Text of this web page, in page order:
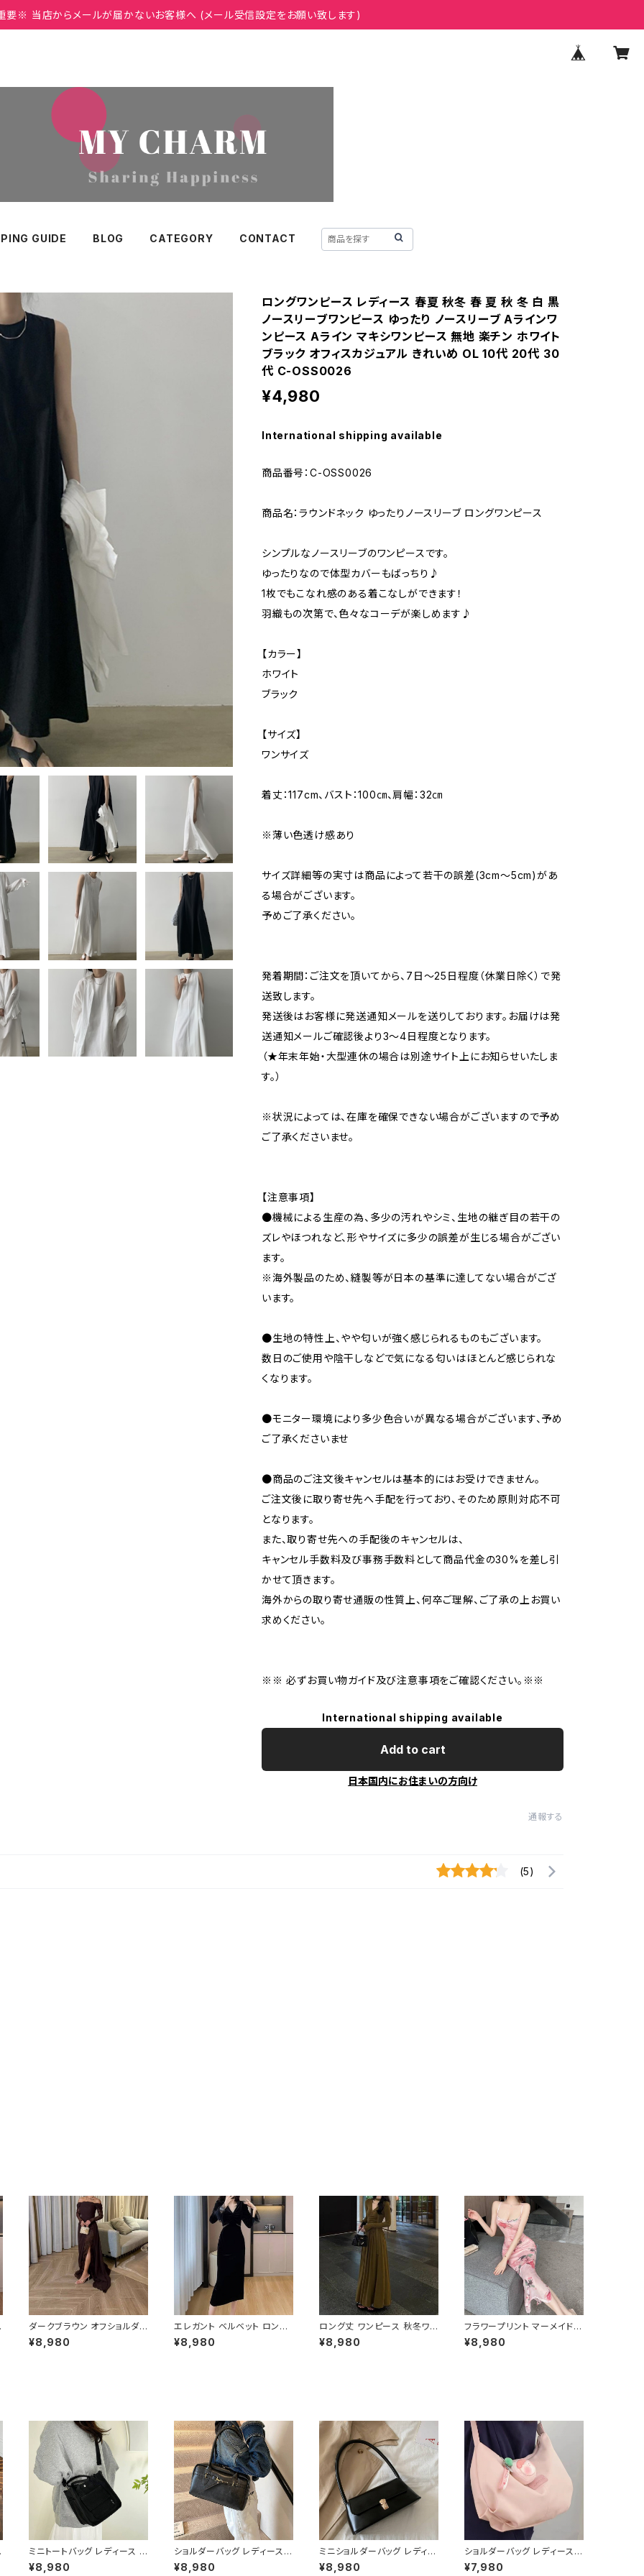
※ 当店からメールが届かないお客様へ (メール受信設定をお願い致します)
GUIDE BLOG CATEGORY CONTACT
ロングワンピース レディース 春夏 秋冬 春 夏 秋 冬 白 黒
ノースリーブワンピース ゆったり ノースリーブ Aラインワ
ンピース Aライン マキシワンピース 無地 楽チン ホワイト
ブラック オフィスカジュアル きれいめ OL 10代 20代 30
代 C-OSS0026
¥4,980
International shipping available
商品番号：C-OSS0026
商品名：ラウンドネック ゆったりノースリーブ ロングワンピース
シンプルなノースリーブのワンピースです。
ゆったりなので体型カバーもばっちり♪
1枚でもこなれ感のある着こなしができます！
羽織もの次第で、色々なコーデが楽しめます♪
【カラー】
ホワイト
ブラック
【サイズ】
ワンサイズ
着丈：117cm、バスト：100㎝、肩幅：32㎝
※薄い色透け感あり
サイズ詳細等の実寸は商品によって若干の誤差(3cm〜5cm)があ
る場合がございます。
予めご了承ください。
発着期間：ご注文を頂いてから、7日〜25日程度（休業日除く）で発
送致します。
発送後はお客様に発送通知メールを送りしております。お届けは発
送通知メールご確認後より3〜4日程度となります。
（★年末年始・大型連休の場合は別途サイト上にお知らせいたしま
す。）
※状況によっては、在庫を確保できない場合がございますので予め
ご了承くださいませ。
【注意事項】
●機械による生産の為、多少の汚れやシミ、生地の継ぎ目の若干の
ズレやほつれなど、形やサイズに多少の誤差が生じる場合がござい
ます。
※海外製品のため、縫製等が日本の基準に達してない場合がござ
います。
●生地の特性上、やや匂いが強く感じられるものもございます。
数日のご使用や陰干しなどで気になる匂いはほとんど感じられな
くなります。
●モニター環境により多少色合いが異なる場合がございます、予め
ご了承くださいませ
●商品のご注文後キャンセルは基本的にはお受けできません。
ご注文後に取り寄せ先へ手配を行っており、そのため原則対応不可
となります。
また、取り寄せ先への手配後のキャンセルは、
キャンセル手数料及び事務手数料として商品代金の30%を差し引
かせて頂きます。
海外からの取り寄せ通販の性質上、何卒ご理解、ご了承の上お買い
求めください。
※※ 必ずお買い物ガイド及び注意事項をご確認ください。※※
International shipping available
Add to cart
日本国内にお住まいの方向け
通報する
(5)
ダークブラウン オフショルダ
ー ロングドレス レーススリッ
ト ドレス レディース パーティ
¥8,980
エレガント ベルベット ロング
ワンピース Vネック タイトシ
ルエット ワンピース ドレス パ
¥8,980
ロング丈 ワンピース 秋冬ワン
ピース エレガントワンピース
ロングスカート レディース ド
¥8,980
フラワープリント マーメイド
ベアワンピース スリット入り
キャミドレス タイトロングドレ
¥8,980
ミニトートバッグ レディース シ
ョルダーバッグ キャンバスバッ
グ 2WAYバッグ カジュアルバ
¥8,980
ショルダーバッグ レディース
ハンドバッグ ボストンバッグ
レザーバッグ 肩掛けバッグ 通
¥8,980
ミニショルダーバッグ レディー
ス ワンハンドルバッグ レトロ
ハンドバッグ コンパクトバッグ
¥8,980
ショルダーバッグ レディース
ワンショルダー 三日月バッグ
軽量 ナイロンバッグ 斜めがけ
¥7,980